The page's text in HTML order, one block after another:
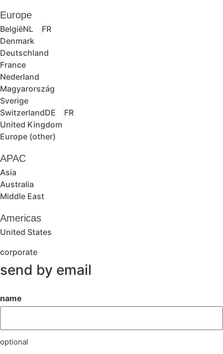
Europe
BelgiëNL
FR
Denmark
Deutschland
France
Nederland
Magyarország
Sverige
SwitzerlandDE
FR
United Kingdom
Europe (other)
APAC
Asia
Australia
Middle East
Americas
United States
corporate
send by email
name
optional